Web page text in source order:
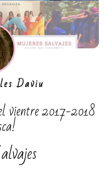
Daviu
vientre 2017-2018